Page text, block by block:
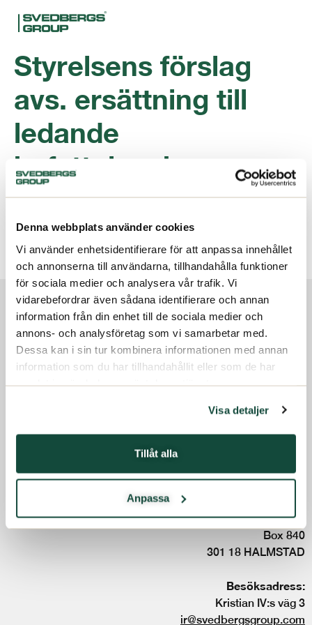
Denna webbplats använder cookies
Vi använder enhetsidentifierare för att anpassa innehållet
och annonserna till användarna, tillhandahålla funktioner
för sociala medier och analysera vår trafik. Vi
vidarebefordrar även sådana identifierare och annan
information från din enhet till de sociala medier och
annons- och analysföretag som vi samarbetar med.
Dessa kan i sin tur kombinera informationen med annan
information som du har tillhandahållit eller som de har
samlat in när du har använt deras tjänster.
Visa detaljer
Tillåt alla
Anpassa
Styrelsens förslag
avs. ersättning till
ledande
befattningshavare
Kategorier:2016 Årsstämma
Om oss
Investerare
Press Kontakt
Terms and conditions
Code of conduct
Whistleblowing service
Box 840
301 18 HALMSTAD
Besöksadress:
Kristian IV:s väg 3
ir@svedbergsgroup.com